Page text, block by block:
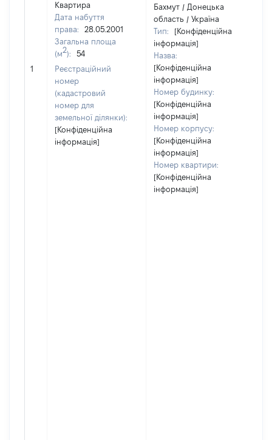
1
Квартира
Дата набуття
права:
28.05.2001
Загальна площа
(м2):
54
Реєстраційний
номер
(кадастровий
номер для
земельної ділянки):
[Конфіденційна
інформація]
Бахмут / Донецька
область / Україна
Тип:
[Конфіденційна
інформація]
Назва:
[Конфіденційна
інформація]
Номер будинку:
[Конфіденційна
інформація]
Номер корпусу:
[Конфіденційна
інформація]
Номер квартири:
[Конфіденційна
інформація]